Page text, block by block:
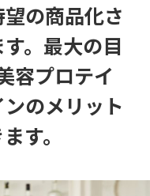
の商品化さ
。最大の目
容プロテイ
のメリット
す。